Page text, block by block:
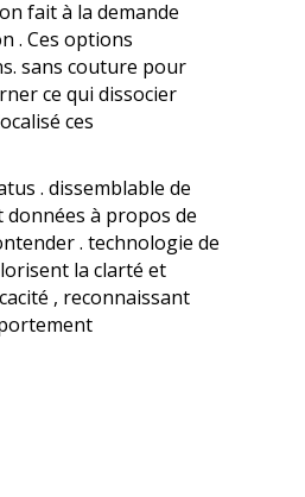
fait à la demande
. Ces options
sans couture pour
ce qui dissocier
ces
. dissemblable de
données à propos de
. technologie de
la clarté et
, reconnaissant